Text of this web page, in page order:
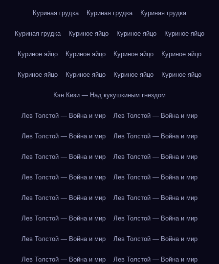
Куриная грудка Куриная грудка Куриная грудка
Куриная грудка Куриное яйцо Куриное яйцо Куриное яйцо
Куриное яйцо Куриное яйцо Куриное яйцо Куриное яйцо
Куриное яйцо Куриное яйцо Куриное яйцо Куриное яйцо
Кэн Кизи — Над кукушкиным гнездом
Лев Толстой — Война и мир Лев Толстой — Война и мир
Лев Толстой — Война и мир Лев Толстой — Война и мир
Лев Толстой — Война и мир Лев Толстой — Война и мир
Лев Толстой — Война и мир Лев Толстой — Война и мир
Лев Толстой — Война и мир Лев Толстой — Война и мир
Лев Толстой — Война и мир Лев Толстой — Война и мир
Лев Толстой — Война и мир Лев Толстой — Война и мир
Лев Толстой — Война и мир Лев Толстой — Война и мир